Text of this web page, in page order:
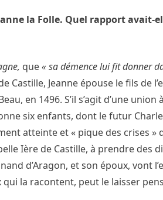
la Folle. Quel rapport avait-
que« sa démence lui fit donner
Castille, Jeanne épouse le fils de
en 1496. S’il s’agit d’une union
six enfants, dont le futur
atteinte et « pique des crises »
Ière de Castille, à prendre des
d’Aragon, et son époux, vont
la racontent, peut le laisser